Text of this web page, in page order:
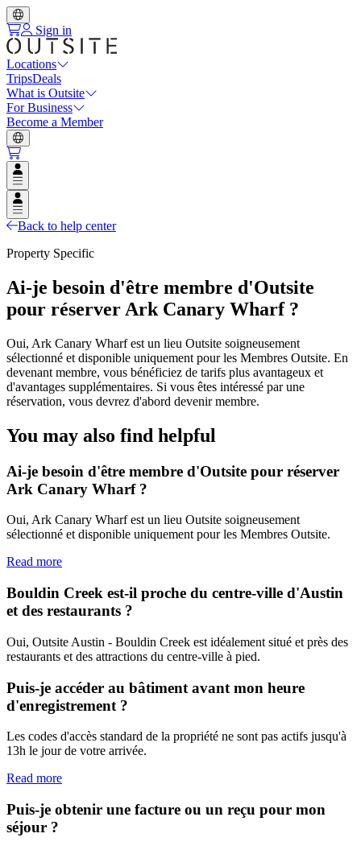
Sign in
Locations
TripsDeals
What is Outsite
For Business
Become a Member
Open user menu
Open user menu
Back to help center
Property Specific
Ai-je besoin d'être membre d'Outsite
pour réserver Ark Canary Wharf ?
Oui, Ark Canary Wharf est un lieu Outsite soigneusement
sélectionné et disponible uniquement pour les Membres Outsite. En
devenant membre, vous bénéficiez de tarifs plus avantageux et
d'avantages supplémentaires. Si vous êtes intéressé par une
réservation, vous devrez d'abord devenir membre.
You may also find helpful
Ai-je besoin d'être membre d'Outsite pour réserver
Ark Canary Wharf ?
Oui, Ark Canary Wharf est un lieu Outsite soigneusement
sélectionné et disponible uniquement pour les Membres Outsite.
Read more
Bouldin Creek est-il proche du centre-ville d'Austin
et des restaurants ?
Oui, Outsite Austin - Bouldin Creek est idéalement situé et près des
restaurants et des attractions du centre-ville à pied.
Puis-je accéder au bâtiment avant mon heure
d'enregistrement ?
Les codes d'accès standard de la propriété ne sont pas actifs jusqu'à
13h le jour de votre arrivée.
Read more
Puis-je obtenir une facture ou un reçu pour mon
séjour ?